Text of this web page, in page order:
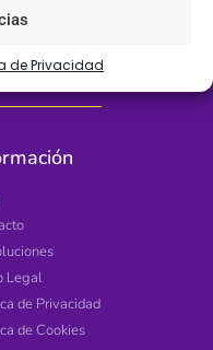
de Privacidad
Fuengirola, Málaga
Legal
de Privacidad
de Cookies